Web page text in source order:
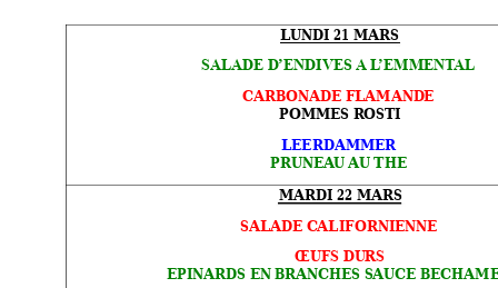
LUNDI 21 MARS
SALADE D’ENDIVES A L’EMMENTAL
CARBONADE FLAMANDE
POMMES ROSTI
LEERDAMMER
PRUNEAU AU THE
MARDI 22 MARS
SALADE CALIFORNIENNE
ŒUFS DURS
EPINARDS EN BRANCHES SAUCE